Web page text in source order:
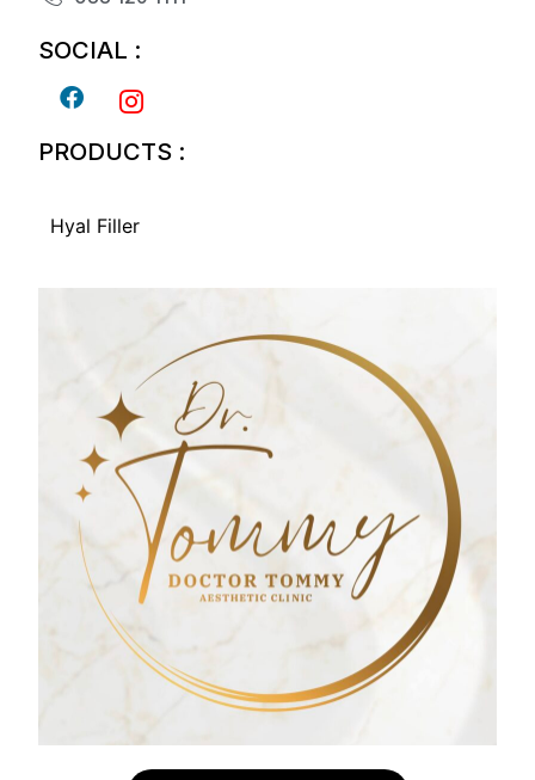
SOCIAL :
PRODUCTS :
Hyal Filler